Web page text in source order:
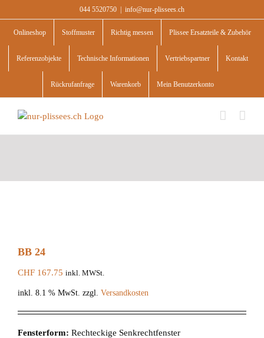
to
content
044 5520750 info@nur-plissees.ch
Onlineshop Stoffmuster Richtig messen Plissee Ersatzteile & Zubehör
Referenzobjekte Technische Informationen Vertriebspartner Kontakt
Rückrufanfrage Warenkorb Mein Benutzerkonto
BB 24
CHF 167.75 inkl. MWSt.
inkl. 8.1 % MwSt. zzgl. Versandkosten
Fensterform: Rechteckige Senkrechtfenster